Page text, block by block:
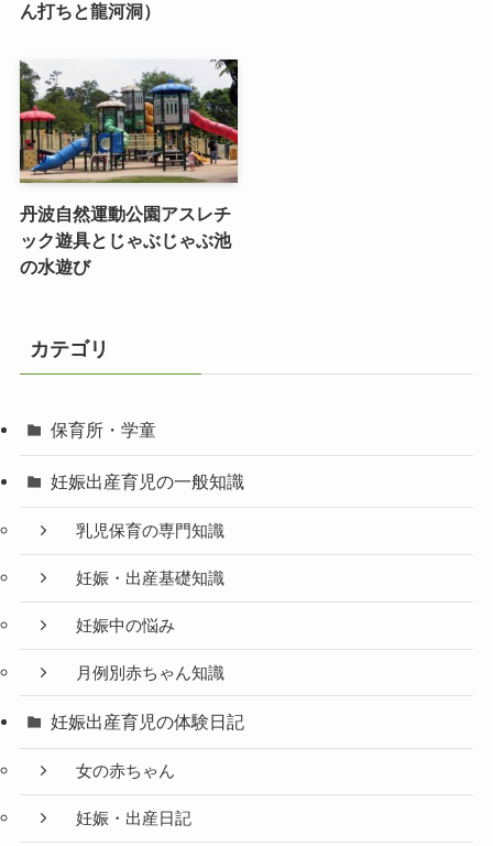
ん打ちと龍河洞）
丹波自然運動公園アスレチ
ック遊具とじゃぶじゃぶ池
の水遊び
カテゴリ
保育所・学童
妊娠出産育児の一般知識
乳児保育の専門知識
妊娠・出産基礎知識
妊娠中の悩み
月例別赤ちゃん知識
妊娠出産育児の体験日記
女の赤ちゃん
妊娠・出産日記